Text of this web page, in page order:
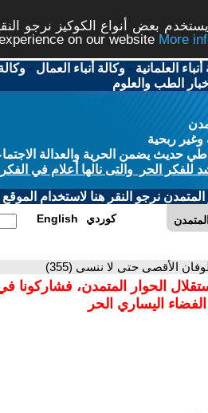
بعض أنواع الكوكيز نرجو
on our website
العلمانية -وكالة أنباء العمال -
الطب والعلوم
وغير ربحية
حديث يضمن الحرية والعدالة
الحر والتى نالها أعلام في الفكر
نرجو النقر هنا لاستخدام الموقع
English كوردي
الأقصى حتى لا ننسى (355)
الحوار المتمدن، فشاركونا
اليساري الحر